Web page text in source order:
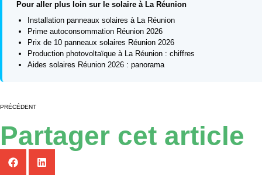
Pour aller plus loin sur le solaire à La Réunion
Installation panneaux solaires à La Réunion
Prime autoconsommation Réunion 2026
Prix de 10 panneaux solaires Réunion 2026
Production photovoltaïque à La Réunion : chiffres
Aides solaires Réunion 2026 : panorama
PRÉCÉDENT
Partager cet article